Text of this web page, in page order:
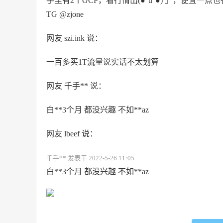
TG @zjone
网友 szi.ink 说：
一百多买1T流量说实话不太划算
网友 千手** 说：
白**3个月 都没兴趣 不如**az
网友 lbeef 说：
千手** 发表于 2022-5-26 11:05
白**3个月 都没兴趣 不如**az